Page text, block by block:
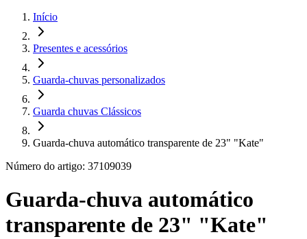
Início
Presentes e acessórios
Guarda-chuvas personalizados
Guarda chuvas Clássicos
Guarda-chuva automático transparente de 23" "Kate"
Número do artigo: 37109039
Guarda-chuva automático
transparente de 23" "Kate"